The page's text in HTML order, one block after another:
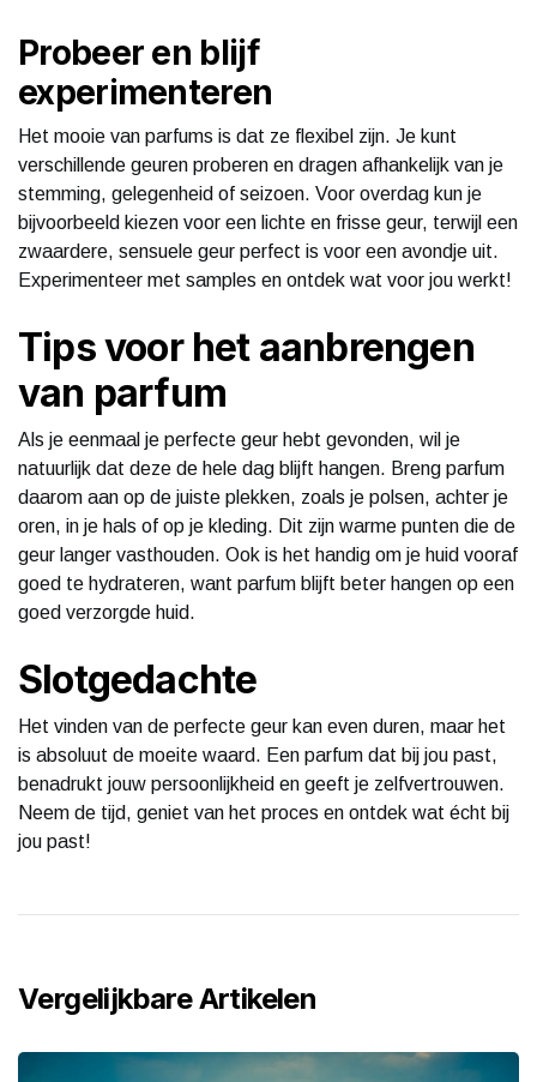
Probeer en blijf
experimenteren
Het mooie van parfums is dat ze flexibel zijn. Je kunt
verschillende geuren proberen en dragen afhankelijk van je
stemming, gelegenheid of seizoen. Voor overdag kun je
bijvoorbeeld kiezen voor een lichte en frisse geur, terwijl een
zwaardere, sensuele geur perfect is voor een avondje uit.
Experimenteer met samples en ontdek wat voor jou werkt!
Tips voor het aanbrengen
van parfum
Als je eenmaal je perfecte geur hebt gevonden, wil je
natuurlijk dat deze de hele dag blijft hangen. Breng parfum
daarom aan op de juiste plekken, zoals je polsen, achter je
oren, in je hals of op je kleding. Dit zijn warme punten die de
geur langer vasthouden. Ook is het handig om je huid vooraf
goed te hydrateren, want parfum blijft beter hangen op een
goed verzorgde huid.
Slotgedachte
Het vinden van de perfecte geur kan even duren, maar het
is absoluut de moeite waard. Een parfum dat bij jou past,
benadrukt jouw persoonlijkheid en geeft je zelfvertrouwen.
Neem de tijd, geniet van het proces en ontdek wat écht bij
jou past!
Vergelijkbare Artikelen